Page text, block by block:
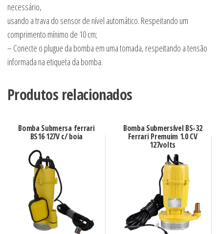
necessário,
usando a trava do sensor de nível automático. Respeitando um
comprimento mínimo de 10 cm;
– Conecte o plugue da bomba em uma tomada, respeitando a tensão
informada na etiqueta da bomba.
Produtos relacionados
Bomba Submersa ferrari
BS16 127V c/ boia
Bomba Submersível BS-32
Ferrari Premuim 1.0 CV
127volts